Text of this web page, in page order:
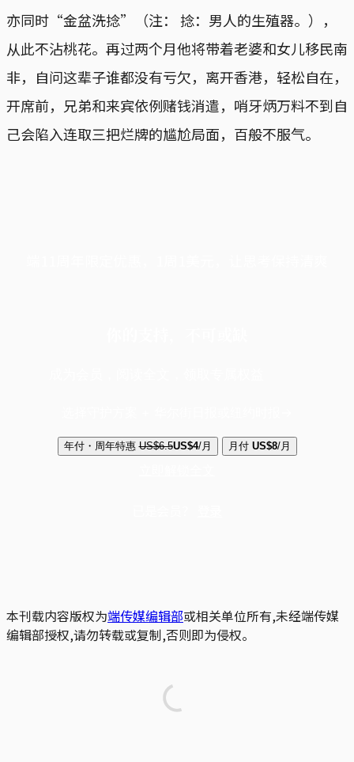
亦同时“金盆洗捻”（注： 捻：男人的生殖器。），
从此不沾桃花。再过两个月他将带着老婆和女儿移民南
非，自问这辈子谁都没有亏欠，离开香港，轻松自在，
开席前，兄弟和来宾依例赌钱消遣，哨牙炳万料不到自
己会陷入连取三把烂牌的尴尬局面，百般不服气。
年付・周年特惠 US$6.5US$4/月 月付 US$8/月
本刊载内容版权为端传媒编辑部或相关单位所有,未经端传媒
编辑部授权,请勿转载或复制,否则即为侵权。